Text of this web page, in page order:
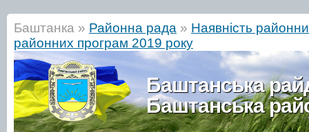
Баштанка » Районна рада » Наявність
районних програм 2019 року
Баштанська
Баштанська